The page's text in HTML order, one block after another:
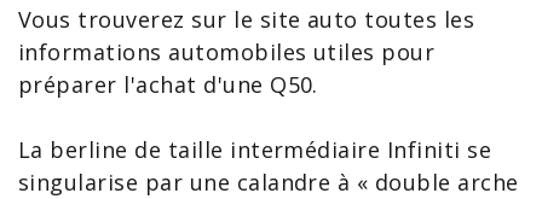
Vous trouverez sur le site auto toutes les
informations automobiles utiles pour
préparer l'achat d'une Q50.
La berline de taille intermédiaire Infiniti se
singularise par une calandre à « double arche